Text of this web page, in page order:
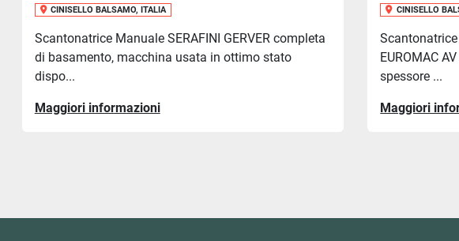
completa
CINISELLO BALSAMO, ITALIA
Scantonatrice Oleodinamica ad Angolo Variabile
EUROMAC AV 220/6, lunghezza lame 220 mm,
Maggiori informazioni